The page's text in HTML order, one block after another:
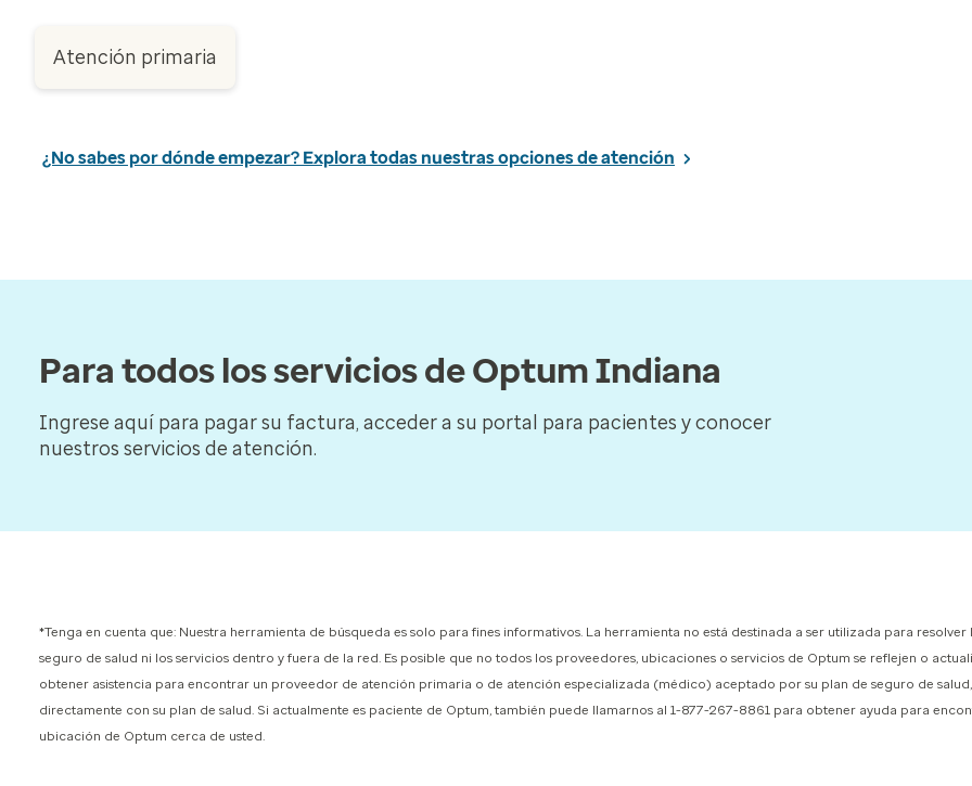
Atención primaria
¿No sabes por dónde empezar? Explora todas nuestras opciones de atención
Para todos los servicios de Optum Indiana
Ingrese aquí para pagar su factura, acceder a su portal para pacientes y conocer
nuestros servicios de atención.
*Tenga en cuenta que: Nuestra herramienta de búsqueda es solo para fines informativos. La herramienta no está destinada a ser utilizada para
seguro de salud ni los servicios dentro y fuera de la red. Es posible que no todos los proveedores, ubicaciones o servicios de Optum se reflejen o
obtener asistencia para encontrar un proveedor de atención primaria o de atención especializada (médico) aceptado por su plan de seguro de
directamente con su plan de salud. Si actualmente es paciente de Optum, también puede llamarnos al 1-877-267-8861 para obtener ayuda para
ubicación de Optum cerca de usted.